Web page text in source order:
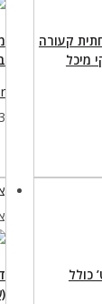
עם תחתית קעורה
מיכל
7 ליטר 300 אט’ כולל